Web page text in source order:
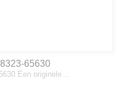
65630
Een originele…